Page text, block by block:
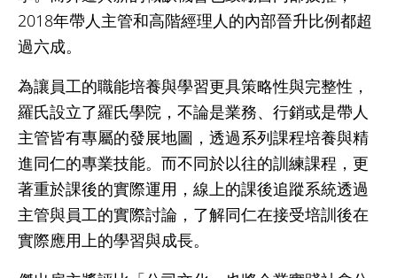
2018年帶人主管和高階經理人的內部晉升比例都超
過六成。
為讓員工的職能培養與學習更具策略性與完整性，
羅氏設立了羅氏學院，不論是業務、行銷或是帶人
主管皆有專屬的發展地圖，透過系列課程培養與精
進同仁的專業技能。而不同於以往的訓練課程，更
著重於課後的實際運用，線上的課後追蹤系統透過
主管與員工的實際討論，了解同仁在接受培訓後在
實際應用上的學習與成長。